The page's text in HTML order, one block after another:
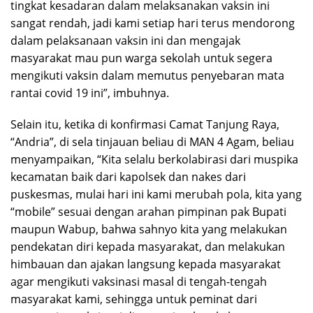
tingkat kesadaran dalam melaksanakan vaksin ini
sangat rendah, jadi kami setiap hari terus mendorong
dalam pelaksanaan vaksin ini dan mengajak
masyarakat mau pun warga sekolah untuk segera
mengikuti vaksin dalam memutus penyebaran mata
rantai covid 19 ini”, imbuhnya.
Selain itu, ketika di konfirmasi Camat Tanjung Raya,
“Andria”, di sela tinjauan beliau di MAN 4 Agam, beliau
menyampaikan, “Kita selalu berkolabirasi dari muspika
kecamatan baik dari kapolsek dan nakes dari
puskesmas, mulai hari ini kami merubah pola, kita yang
“mobile” sesuai dengan arahan pimpinan pak Bupati
maupun Wabup, bahwa sahnyo kita yang melakukan
pendekatan diri kepada masyarakat, dan melakukan
himbauan dan ajakan langsung kepada masyarakat
agar mengikuti vaksinasi masal di tengah-tengah
masyarakat kami, sehingga untuk peminat dari